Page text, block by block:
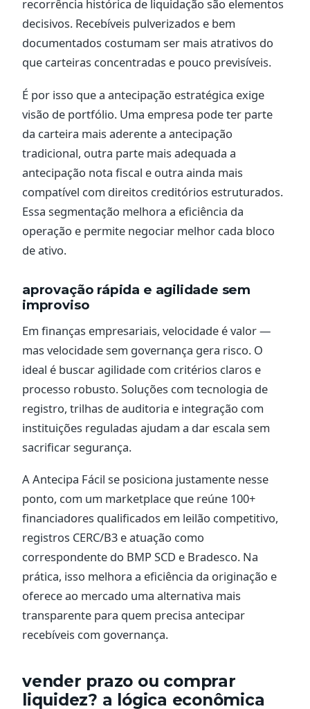
recorrência histórica de liquidação são elementos
decisivos. Recebíveis pulverizados e bem
documentados costumam ser mais atrativos do
que carteiras concentradas e pouco previsíveis.
É por isso que a antecipação estratégica exige
visão de portfólio. Uma empresa pode ter parte
da carteira mais aderente a antecipação
tradicional, outra parte mais adequada a
antecipação nota fiscal e outra ainda mais
compatível com direitos creditórios estruturados.
Essa segmentação melhora a eficiência da
operação e permite negociar melhor cada bloco
de ativo.
aprovação rápida e agilidade sem
improviso
Em finanças empresariais, velocidade é valor —
mas velocidade sem governança gera risco. O
ideal é buscar agilidade com critérios claros e
processo robusto. Soluções com tecnologia de
registro, trilhas de auditoria e integração com
instituições reguladas ajudam a dar escala sem
sacrificar segurança.
A Antecipa Fácil se posiciona justamente nesse
ponto, com um marketplace que reúne 100+
financiadores qualificados em leilão competitivo,
registros CERC/B3 e atuação como
correspondente do BMP SCD e Bradesco. Na
prática, isso melhora a eficiência da originação e
oferece ao mercado uma alternativa mais
transparente para quem precisa antecipar
recebíveis com governança.
vender prazo ou comprar
liquidez? a lógica econômica